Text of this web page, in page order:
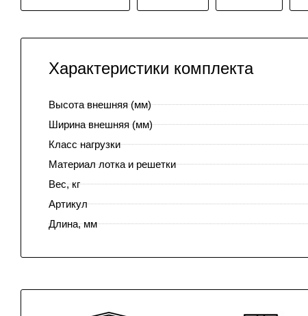
Характеристики комплекта
Высота внешняя (мм)
Ширина внешняя (мм)
Класс нагрузки
Материал лотка и решетки
Вес, кг
Артикул
Длина, мм